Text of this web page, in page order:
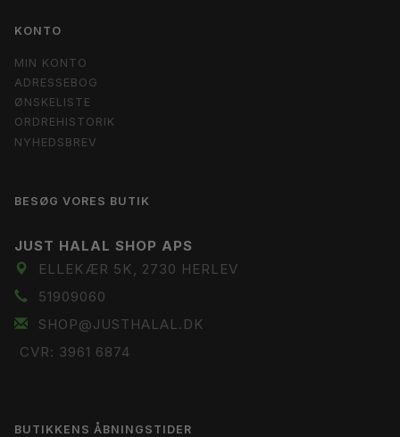
KONTO
MIN KONTO
ADRESSEBOG
ØNSKELISTE
ORDREHISTORIK
NYHEDSBREV
BESØG VORES BUTIK
JUST HALAL SHOP APS
ELLEKÆR 5K, 2730 HERLEV
51909060
SHOP@JUSTHALAL.DK
CVR: 3961 6874
BUTIKKENS ÅBNINGSTIDER